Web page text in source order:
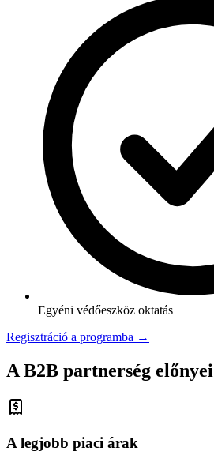
Egyéni védőeszköz oktatás
Regisztráció a programba →
A B2B partnerség előnyei
A legjobb piaci árak